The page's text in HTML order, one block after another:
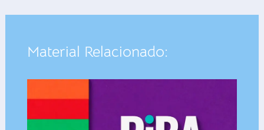
Material Relacionado: